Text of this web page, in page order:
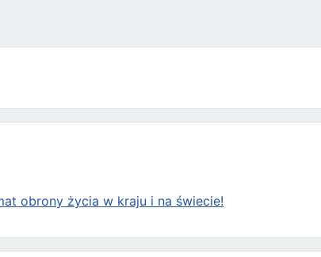
obrony życia w kraju i na świecie!
USA dotyczącej precedensu legalizującego aborcję